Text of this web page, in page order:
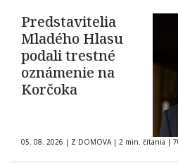
Predstavitelia
Mladého Hlasu
podali trestné
oznámenie na
Korčoka
05. 08. 2026 | Z DOMOVA | 2 min. čítania |